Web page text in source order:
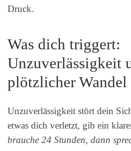
Druck.
Was dich triggert:
Unzuverlässigkeit
plötzlicher Wandel
Unzuverlässigkeit stört dein
etwas dich verletzt, gib ein
brauche 24 Stunden, dann